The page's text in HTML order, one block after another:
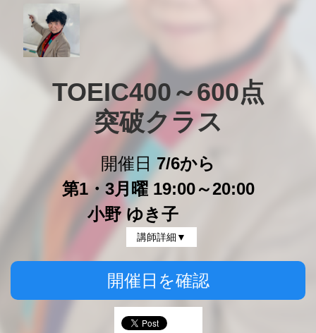
TOEIC400～600点
突破クラス
開催日7/6から
第1・3月曜 19:00～20:00
小野 ゆき子
講師詳細▼
開催日を確認